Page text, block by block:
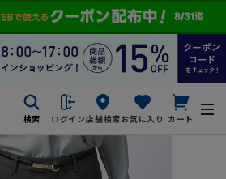
検索 ログイン店舗検索お気に入り カート